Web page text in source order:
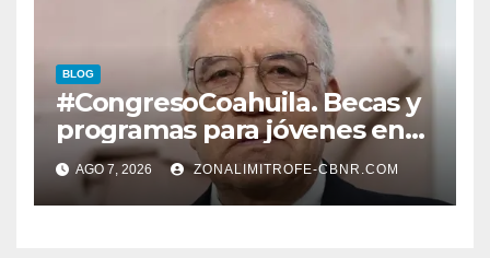
CONSTRUCCIÓN DE DOMO
EN CARLOS REAL*
BLOG
#CongresoCoahuila. Becas y
programas para jóvenes en
áreas agropecuarias, plantea
Raúl Onofre
AGO 7, 2026 ZONALIMITROFE-CBNR.COM